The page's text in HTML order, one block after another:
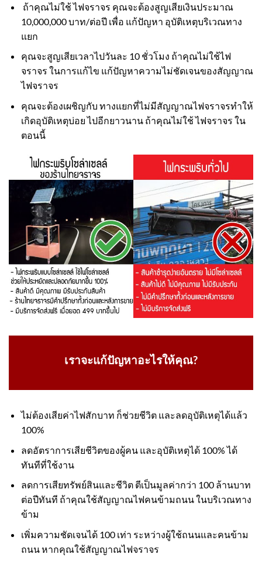
ถ้าคุณไม่ใช้ ไฟจราจร คุณจะต้องสูญเสียเงินประมาณ
10,000,000 บาท/ต่อปี เพื่อ แก้ปัญหา อุบัติเหตุบริเวณทาง
แยก
คุณจะสูญเสียเวลาไปวันละ 10 ชั่วโมง ถ้าคุณไม่ใช้ไฟ
จราจร ในการแก้ไข แก้ปัญหาความไม่ชัดเจนของสัญญาณ
ไฟจราจร
คุณจะต้องเผชิญกับ ทางแยกที่ไม่มีสัญญาณไฟจราจรทำให้
เกิดอุบัติเหตุบ่อย ไปอีกยาวนาน ถ้าคุณไม่ใช้ ไฟจราจร ใน
ตอนนี้
เราจะแก้ปัญหาอะไรให้คุณ?
ไม่ต้องเสียค่าไฟสักบาท ก็ช่วยชีวิต และลดอุบัติเหตุได้แล้ว
100%
ลดอัตราการเสียชีวิตของผู้คน และอุบัติเหตุได้ 100% ได้
ทันทีที่ใช้งาน
ลดการเสียทรัพย์สินและชีวิต ตีเป็นมูลค่ากว่า 100 ล้านบาท
ต่อปีทันที ถ้าคุณใช้สัญญาณไฟคนข้ามถนน ในบริเวณทาง
ข้าม
เพิ่มความชัดเจนได้ 100 เท่า ระหว่างผู้ใช้ถนนและคนข้าม
ถนน หากคุณใช้สัญญาณไฟจราจร